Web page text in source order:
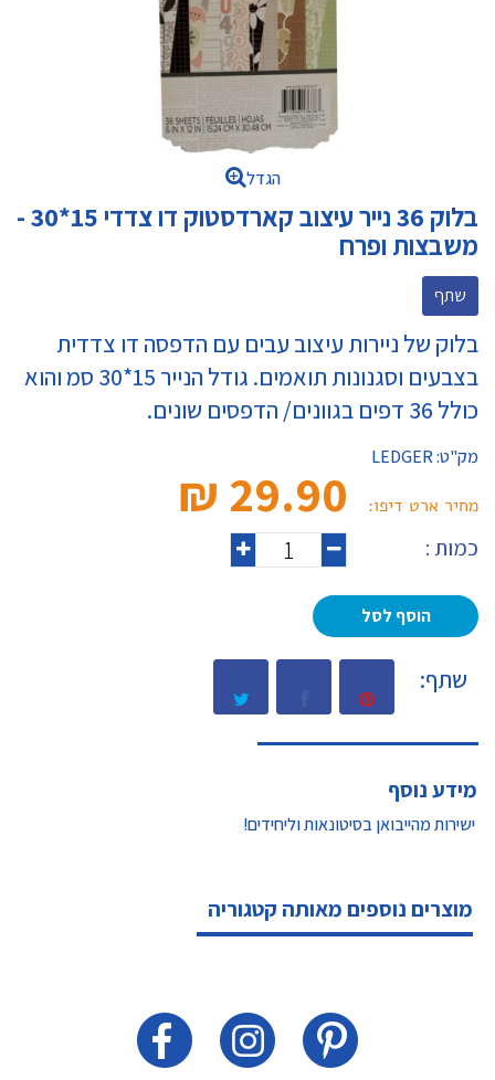
הגדל
בלוק 36 נייר עיצוב קארדסטוק דו צדדי 15*30 -
משבצות ופרח
שתף
בלוק של ניירות עיצוב עבים עם הדפסה דו צדדית
בצבעים וסגנונות תואמים. גודל הנייר 15*30 סמ והוא
כולל 36 דפים בגוונים/ הדפסים שונים.
מק"ט:LEDGER
מחיר ארט דיפו: 29.90 ₪‎
כמות :
הוסף לסל
שתף:
מידע נוסף
ישירות מהייבואן בסיטונאות וליחידים!
מוצרים נוספים מאותה קטגוריה